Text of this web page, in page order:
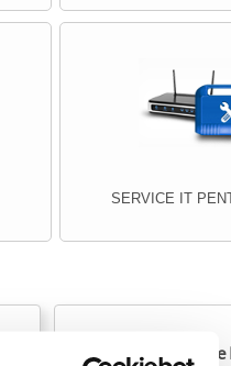
SERVICE IT